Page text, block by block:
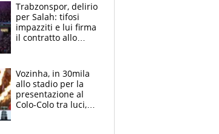
Trabzonspor, delirio
per Salah: tifosi
impazziti e lui firma
il contratto allo
Vozinha, in 30mila
allo stadio per la
presentazione al
Colo-Colo tra luci,